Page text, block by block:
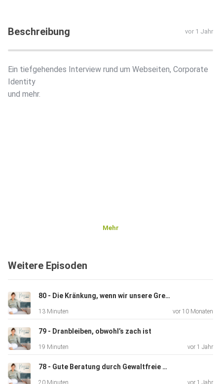
Beschreibung vor 1 Jahr
Ein tiefgehendes Interview rund um Webseiten, Corporate
Identity
und mehr.
Mehr
Weitere Episoden
80 - Die Kränkung, wenn wir unsere Grenzen spüren
13 Minuten vor 10 Monaten
79 - Dranbleiben, obwohl’s zach ist
19 Minuten vor 1 Jahr
78 - Gute Beratung durch Gewaltfreie Kommunikation – Was steckt dahinter?
20 Minuten vor 1 Jahr